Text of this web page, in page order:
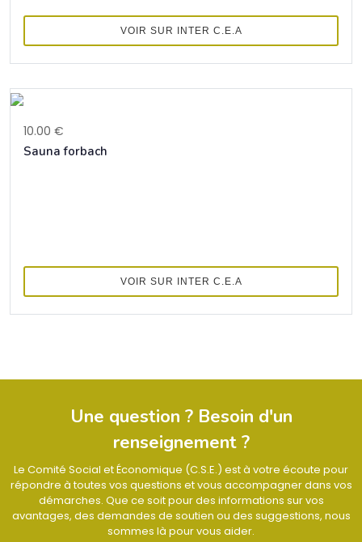
VOIR SUR INTER C.E.A
10.00 €
Sauna forbach
VOIR SUR INTER C.E.A
Une question ? Besoin d'un
renseignement ?
Le Comité Social et Économique (C.S.E.) est à votre écoute pour
répondre à toutes vos questions et vous accompagner dans vos
démarches. Que ce soit pour des informations sur vos
avantages, des demandes de soutien ou des suggestions, nous
sommes là pour vous aider.